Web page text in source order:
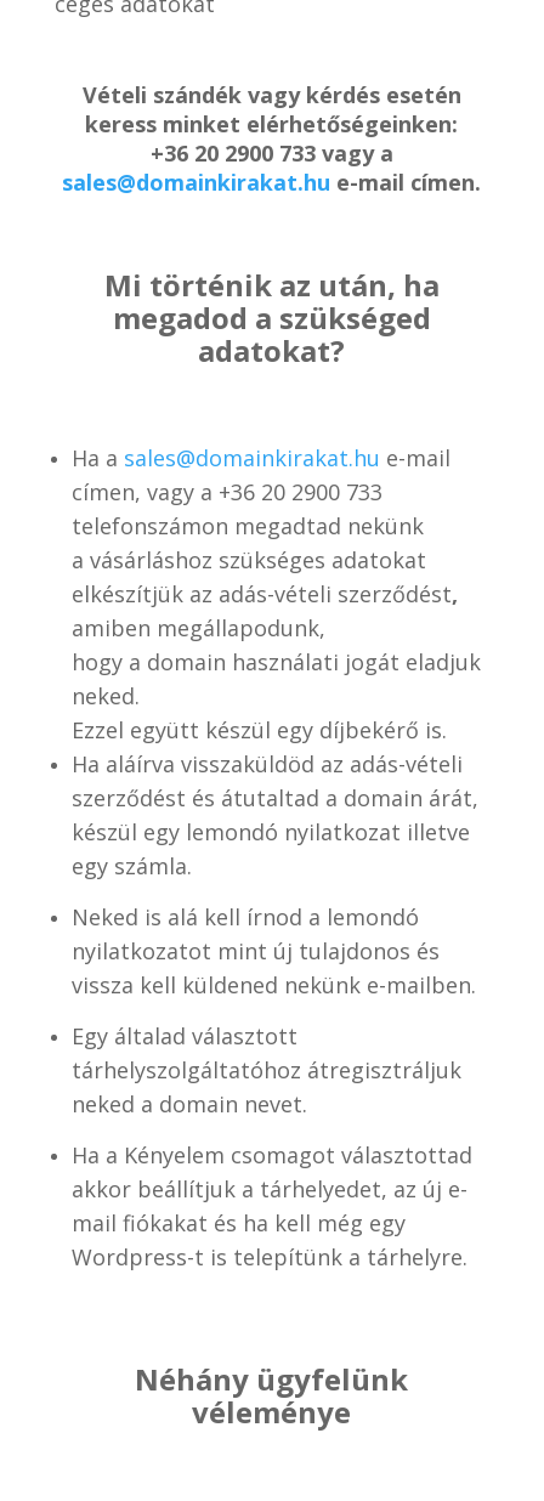
Vételi szándék vagy kérdés esetén
keress minket elérhetőségeinken:
+36 20 2900 733 vagy a
sales@domainkirakat.hu e-mail címen.
Mi történik az után, ha
megadod a szükséged
adatokat?
Ha a sales@domainkirakat.hu e-mail
címen, vagy a +36 20 2900 733
telefonszámon megadtad nekünk
a vásárláshoz szükséges adatokat
elkészítjük az adás-vételi szerződést,
amiben megállapodunk,
hogy a domain használati jogát eladjuk
neked.
Ezzel együtt készül egy díjbekérő is.
Ha aláírva visszaküldöd az adás-vételi
szerződést és átutaltad a domain árát,
készül egy lemondó nyilatkozat illetve
egy számla.
Neked is alá kell írnod a lemondó
nyilatkozatot mint új tulajdonos és
vissza kell küldened nekünk e-mailben.
Egy általad választott
tárhelyszolgáltatóhoz átregisztráljuk
neked a domain nevet.
Ha a Kényelem csomagot választottad
akkor beállítjuk a tárhelyedet, az új e-
mail fiókakat és ha kell még egy
Wordpress-t is telepítünk a tárhelyre.
Néhány ügyfelünk
véleménye